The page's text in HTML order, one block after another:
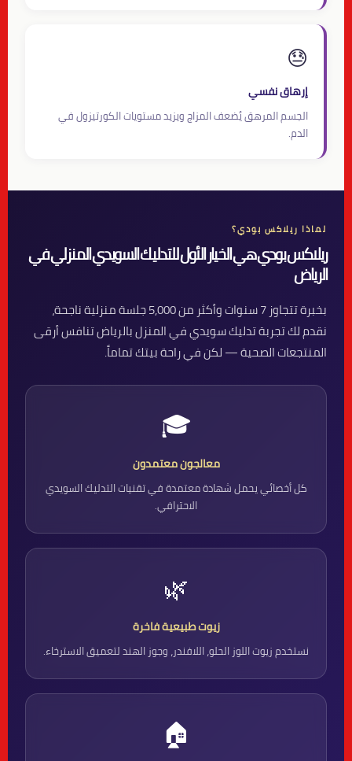
😓
إرهاق نفسي
الجسم المرهق يُضعف المزاج ويزيد مستويات الكورتيزول في
الدم.
لماذا ريلاكس بودي؟
ريلاكس بودي هي الخيار الأول للتدليك السويدي المنزلي في
الرياض
بخبرة تتجاوز 7 سنوات وأكثر من 5,000 جلسة منزلية ناجحة،
نقدم لك تجربة تدليك سويدي في المنزل بالرياض تنافس أرقى
المنتجعات الصحية — لكن في راحة بيتك تماماً.
🎓
معالجون معتمدون
كل أخصائي يحمل شهادة معتمدة في تقنيات التدليك السويدي
الاحترافي.
🌿
زيوت طبيعية فاخرة
نستخدم زيوت اللوز الحلو، اللافندر، وجوز الهند لتعميق الاسترخاء.
🏠